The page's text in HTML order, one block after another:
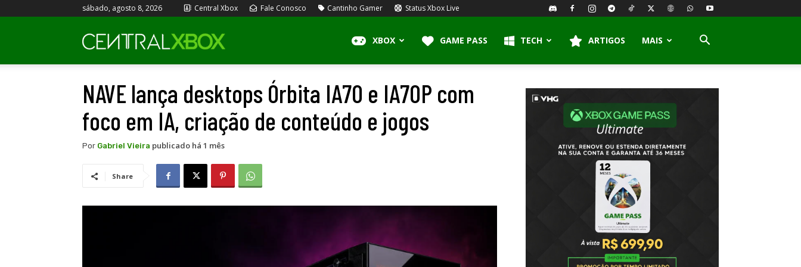
sábado, agosto 8, 2026 Central Xbox Fale Conosco Cantinho Gamer Status Xbox Live
Xbox
XBOX GAME PASS TECH ARTIGOS MAIS
NAVE lança desktops Órbita IA70 e IA70P com
foco em IA, criação de conteúdo e jogos
Por Gabriel Vieira publicado há 1 mês
Share